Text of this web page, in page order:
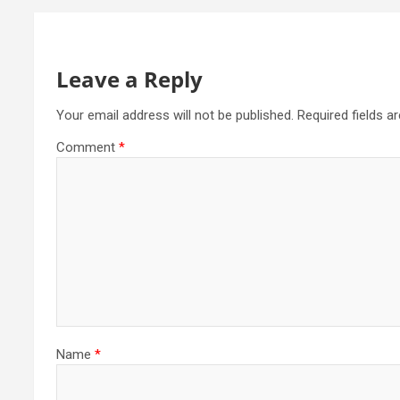
Leave a Reply
Your email address will not be published. Required fields
Comment *
Name *